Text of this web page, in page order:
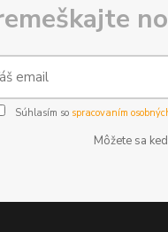
Súhlasím so spracovaním
Môžete sa